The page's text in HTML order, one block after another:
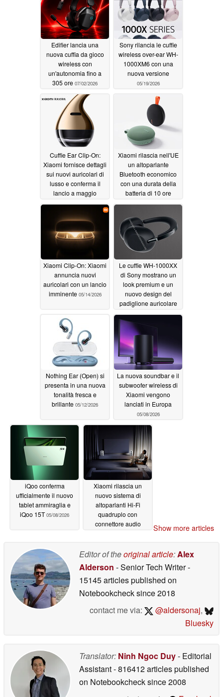
Edifier lancia una
nuova cuffia da gioco
wireless con
un'autonomia fino a
305 ore 07/02/2026
Sony rilancia le cuffie
wireless over-ear WH-
1000XM6 con una
nuova versione
05/19/2026
Cuffie Ear Clip-On:
Xiaomi fornisce dettagli
sui nuovi auricolari di
lusso e conferma il
lancio a maggio
05/16/2026
Xiaomi rilascia nell'UE
un altoparlante
Bluetooth economico
con una durata della
batteria di 10 ore
05/15/2026
Xiaomi Clip-On: Xiaomi
annuncia nuovi
auricolari con un lancio
imminente 05/14/2026
Le cuffie WH-1000XX
di Sony mostrano un
look premium e un
nuovo design del
padiglione auricolare
prima del rilascio a
maggio
Nothing Ear (Open) si
presenta in una nuova
tonalità fresca e
brillante 05/12/2026
La nuova soundbar e il
subwoofer wireless di
Xiaomi vengono
lanciati in Europa
05/08/2026
iQoo conferma
ufficialmente il nuovo
tablet ammiraglia e
iQoo 15T05/08/2026
Xiaomi rilascia un
nuovo sistema di
altoparlanti Hi-Fi
quadruplo con
connettore audio
Show more articles
Editor of theoriginal article:Alex
Alderson - Senior Tech Writer-
15145 articles published on
Notebookchecksince 2018
contact me via:
@aldersonaj,
Bluesky
Translator: Ninh Ngoc Duy- Editorial
Assistant- 816412 articles published
on Notebookchecksince 2008